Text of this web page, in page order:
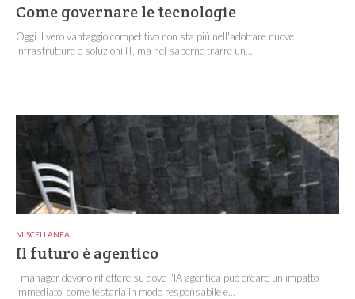
Come governare le tecnologie
Oggi il vero vantaggio competitivo non sta più nell'adottare nuove
infrastrutture e soluzioni IT, ma nel saperne trarre un...
MISCELLANEA
Il futuro è agentico
I manager devono riflettere su dove l'IA agentica può creare un impatto
immediato, come testarla in modo responsabile e...